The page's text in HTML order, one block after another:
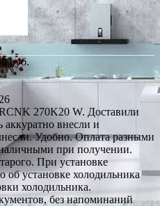
руб.
270K20 W. Доставили
внесли и
Удобно. Оплата разными
при получении.
При установке
установке холодильника
холодильника.
без напоминаний